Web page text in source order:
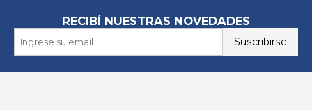
RECIBÍ NUESTRAS NOVEDADES
Suscribirse